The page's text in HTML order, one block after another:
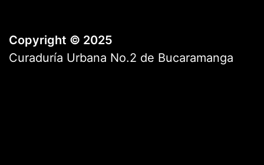
Copyright © 2025
Curaduría Urbana No.2 de Bucaramanga